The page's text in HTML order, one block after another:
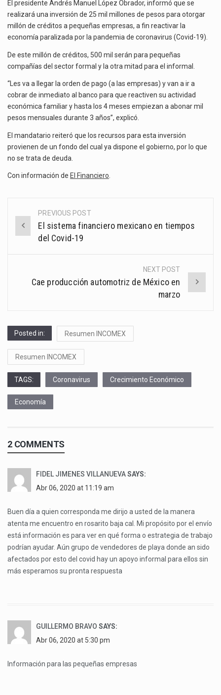
El superávit comercial de México con Estados Unidos alcanzó 102,581 millones de dólares (mdd) en…
El Tribunal Federal de Justicia Administrativa (TFJA), a través de su Segunda Sala Regional en…
El presidente Andrés Manuel López Obrador, informó que se
realizará una inversión de 25 mil millones de pesos para otorgar
millón de créditos a pequeñas empresas, a fin reactivar la
economía paralizada por la pandemia de coronavirus (Covid-19).
De este millón de créditos, 500 mil serán para pequeñas
compañías del sector formal y la otra mitad para el informal.
“Les va a llegar la orden de pago (a las empresas) y van a ir a
cobrar de inmediato al banco para que reactiven su actividad
económica familiar y hasta los 4 meses empiezan a abonar mil
pesos mensuales durante 3 años”, explicó.
El mandatario reiteró que los recursos para esta inversión
provienen de un fondo del cual ya dispone el gobierno, por lo que
no se trata de deuda.
Con información de El Financiero.
Post
navigation
PREVIOUS POST
El sistema financiero mexicano en tiempos
del Covid-19
NEXT POST
Cae producción automotriz de México en
marzo
Posted in: Resumen INCOMEX
Resumen INCOMEX
TAGS: Coronavirus Crecimiento Económico
Economía
2 COMMENTS
FIDEL JIMENES VILLANUEVASAYS:
Abr 06, 2020 at 11:19 am
Buen día a quien corresponda me dirijo a usted de la manera
atenta me encuentro en rosarito baja cal. Mi propósito por el envío
está información es para ver en qué forma o estrategia de trabajo
podrían ayudar. Aún grupo de vendedores de playa donde an sido
afectados por esto del covid hay un apoyo informal para ellos sin
más esperamos su pronta respuesta
GUILLERMO BRAVO SAYS:
Abr 06, 2020 at 5:30 pm
Información para las pequeñas empresas